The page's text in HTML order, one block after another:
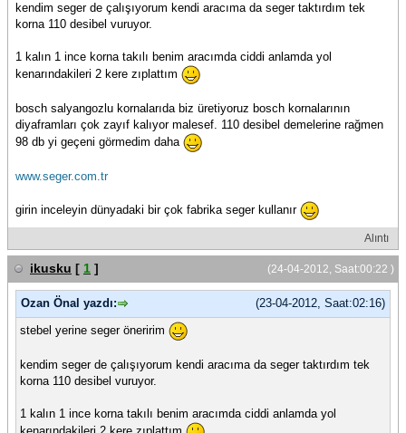
kendim seger de çalışıyorum kendi aracıma da seger taktırdım tek
korna 110 desibel vuruyor.
1 kalın 1 ince korna takılı benim aracımda ciddi anlamda yol
kenarındakileri 2 kere zıplattım
bosch salyangozlu kornalarıda biz üretiyoruz bosch kornalarının
diyaframları çok zayıf kalıyor malesef. 110 desibel demelerine rağmen
98 db yi geçeni görmedim daha
www.seger.com.tr
girin inceleyin dünyadaki bir çok fabrika seger kullanır
Alıntı
(24-04-2012, Saat:00:22 )
ikusku [ 1 ]
(23-04-2012, Saat:02:16)
Ozan Önal yazdı:
stebel yerine seger öneririm
kendim seger de çalışıyorum kendi aracıma da seger taktırdım tek
korna 110 desibel vuruyor.
1 kalın 1 ince korna takılı benim aracımda ciddi anlamda yol
kenarındakileri 2 kere zıplattım